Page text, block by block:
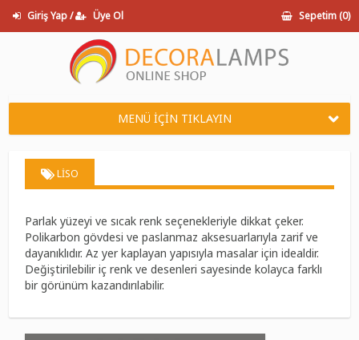
Giriş Yap / Üye Ol Sepetim (0)
MENÜ İÇİN TIKLAYIN
LISO
Parlak yüzeyi ve sıcak renk seçenekleriyle dikkat çeker.
Polikarbon gövdesi ve paslanmaz aksesuarlarıyla zarif ve
dayanıklıdır. Az yer kaplayan yapısıyla masalar için idealdir.
Değiştirilebilir iç renk ve desenleri sayesinde kolayca farklı
bir görünüm kazandırılabilir.